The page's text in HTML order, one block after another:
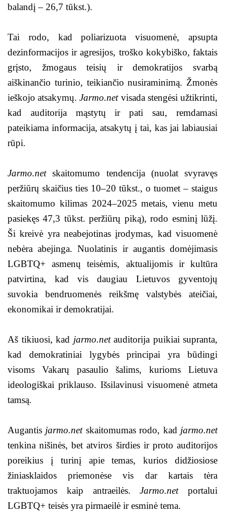
balandį – 26,7 tūkst.).
Tai rodo, kad poliarizuota visuomenė, apsupta
dezinformacijos ir agresijos, troško kokybiško, faktais
grįsto, žmogaus teisių ir demokratijos svarbą
aiškinančio turinio, teikiančio nusiraminimą. Žmonės
ieškojo atsakymų.Jarmo.netvisada stengėsi užtikrinti,
kad auditorija mąstytų ir pati sau, remdamasi
pateikiama informacija, atsakytų į tai, kas jai labiausiai
rūpi.
Jarmo.netskaitomumo tendencija (nuolat svyravęs
peržiūrų skaičius ties 10–20 tūkst., o tuomet – staigus
skaitomumo kilimas 2024–2025 metais, vienu metu
pasiekęs 47,3 tūkst. peržiūrų piką), rodo esminį lūžį.
Ši kreivė yra neabejotinas įrodymas, kad visuomenė
nebėra abejinga. Nuolatinis ir augantis domėjimasis
LGBTQ+ asmenų teisėmis, aktualijomis ir kultūra
patvirtina, kad vis daugiau Lietuvos gyventojų
suvokia bendruomenės reikšmę valstybės ateičiai,
ekonomikai ir demokratijai.
Aš tikiuosi, kad jarmo.netauditorija puikiai supranta,
kad demokratiniai lygybės principai yra būdingi
visoms Vakarų pasaulio šalims, kurioms Lietuva
ideologiškai priklauso. Išsilavinusi visuomenė atmeta
tamsą.
Augantis jarmo.netskaitomumas rodo, kad jarmo.net
tenkina nišinės, bet atviros širdies ir proto auditorijos
poreikius į turinį apie temas, kurios didžiosiose
žiniasklaidos priemonėse vis dar kartais tėra
traktuojamos kaip antraeilės.Jarmo.netportalui
LGBTQ+ teisės yra pirmaeilė ir esminė tema.